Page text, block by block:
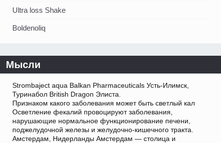
Ultra loss Shake
Boldenoliq
Мысли
Strombaject aqua Balkan Pharmaceuticals Усть-Илимск,
Туринабол British Dragon Элиста.
Признаком какого заболевания может быть светлый кал
Осветление фекалий провоцируют заболевания,
нарушающие нормальное функционирование печени,
поджелудочной железы и желудочно-кишечного тракта.
Амстердам, Нидерланды Амстердам — столица и